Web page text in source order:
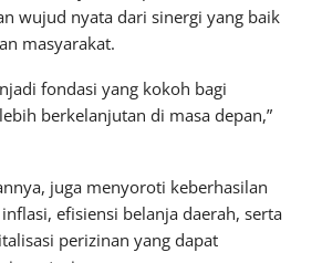
wujud nyata dari sinergi yang baik
masyarakat.
fondasi yang kokoh bagi
berkelanjutan di masa depan,”
juga menyoroti keberhasilan
efisiensi belanja daerah, serta
perizinan yang dapat